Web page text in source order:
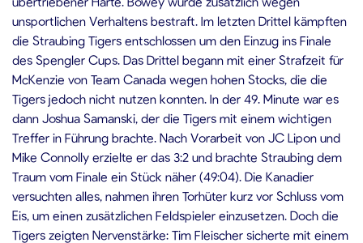
unsportlichen Verhaltens bestraft. Im letzten Drittel kämpften
die Straubing Tigers entschlossen um den Einzug ins Finale
des Spengler Cups. Das Drittel begann mit einer Strafzeit für
McKenzie von Team Canada wegen hohen Stocks, die die
Tigers jedoch nicht nutzen konnten. In der 49. Minute war es
dann Joshua Samanski, der die Tigers mit einem wichtigen
Treffer in Führung brachte. Nach Vorarbeit von JC Lipon und
Mike Connolly erzielte er das 3:2 und brachte Straubing dem
Traum vom Finale ein Stück näher (49:04). Die Kanadier
versuchten alles, nahmen ihren Torhüter kurz vor Schluss vom
Eis, um einen zusätzlichen Feldspieler einzusetzen. Doch die
Tigers zeigten Nervenstärke: Tim Fleischer sicherte mit einem